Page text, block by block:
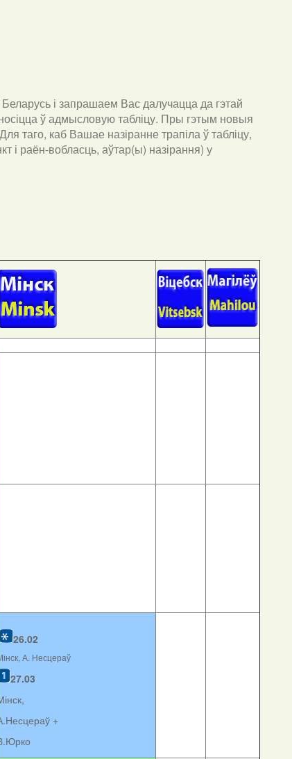
і запрашаем Вас далучацца да гэтай
ў адмысловую табліцу. Пры гэтым новыя
таго, каб Вашае назіранне трапіла ў табліцу,
і раён-вобласць, аўтар(ы) назірання) у
26.02
А. Несцераў
27.03
+